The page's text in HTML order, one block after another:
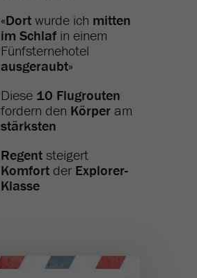
«Dort wurde ich mitten
im Schlaf in einem
Fünfsternehotel
ausgeraubt»
Diese 10 Flugrouten
fordern den Körper am
stärksten
Regent steigert
Komfort der Explorer-
Klasse